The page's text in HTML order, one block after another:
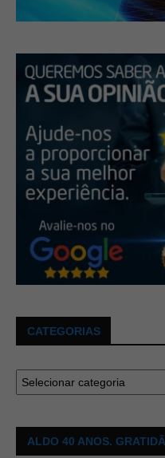
CATEGORIAS
ALDO 40 ANOS.